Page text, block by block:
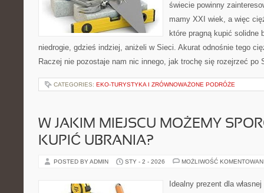
świecie powinny
mamy XXI wiek, a więc
które pragną kupić solidne
niedrogie, gdzieś indziej, aniżeli w Sieci. Akurat odnośnie tego
Raczej nie pozostaje nam nic innego, jak trochę się rozejrzeć
CATEGORIES: EKO-TURYSTYKA I ZRÓWNOWAŻONE PODRÓŻE
W JAKIM MIEJSCU MOŻEMY
KUPIĆ UBRANIA?
POSTED BY ADMIN STY - 2 - 2026 MOŻLIWOŚĆ
Idealny prezent dla